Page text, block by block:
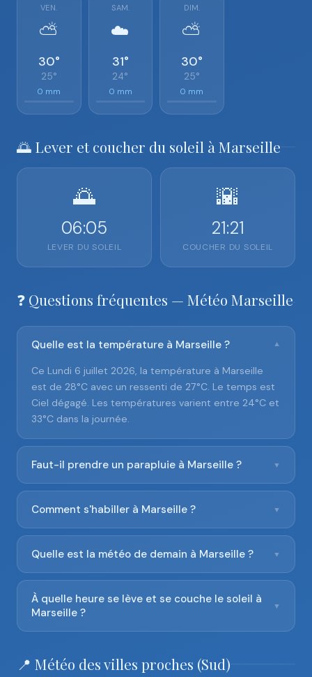
VEN.
⛅
30°
25°
0 mm
SAM.
☁️
31°
24°
0 mm
DIM.
⛅
30°
25°
0 mm
🌅 Lever et coucher du soleil à Marseille
🌅
06:05
LEVER DU SOLEIL
🌇
21:21
COUCHER DU SOLEIL
❓ Questions fréquentes — Météo Marseille
Quelle est la température à Marseille ? ▼
Ce Lundi 6 juillet 2026, la température à Marseille
est de 28°C avec un ressenti de 27°C. Le temps est
Ciel dégagé. Les températures varient entre 24°C et
33°C dans la journée.
Faut-il prendre un parapluie à Marseille ? ▼
Comment s'habiller à Marseille ? ▼
Quelle est la météo de demain à Marseille ? ▼
À quelle heure se lève et se couche le soleil à
Marseille ?
▼
📍 Météo des villes proches (Sud)